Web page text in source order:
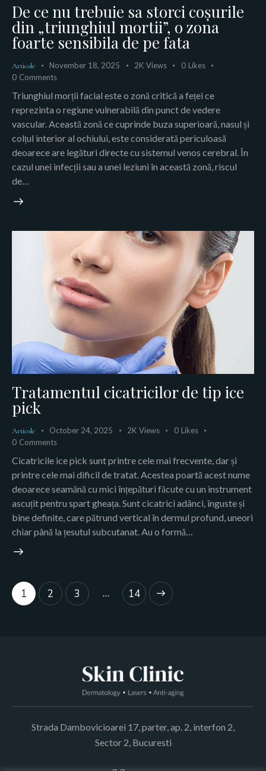
De ce nu trebuie sa storci coșurile
din „triunghiul mortii”, o zona
foarte sensibila de pe fata
Articole November 18, 2025 2K Views 0 Likes
0 Comments
Triunghiul morții facial este o zonă critică a feței ce
reprezinta o regiune vulnerabilă din punct de vedere
vascular. Această zonă ce cuprinde buza superioară, nasul și
colțul interior al ochiului, este considerată periculoasă
deoarece are legături directe cu sistemul venos cerebral. În
cazul unei infecții sau a unei leziuni în această zonă, riscul
de…
Tratamentul cicatricilor de tip ice
pick
Articole October 24, 2025 2K Views 0 Likes
0 Comments
Cicatricile ice pick sunt printre cele mai frecvente, dar și
printre cele mai dificil de tratat. Acestea poartă acest nume
deoarece seamănă cu mici înțepături făcute cu un instrument
ascuțit pentru spart gheața. Sunt cicatrici adânci, înguste și
bine definite, care pătrund vertical în dermul profund, uneori
chiar până la țesutul subcutanat. Au o formă…
1 2 3 … 14
>
Strada Dambovicioarei 17, parter, ap. 2, interfon 2,
Sector 2, Bucuresti